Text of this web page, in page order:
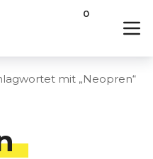
0
mit „Neopren“